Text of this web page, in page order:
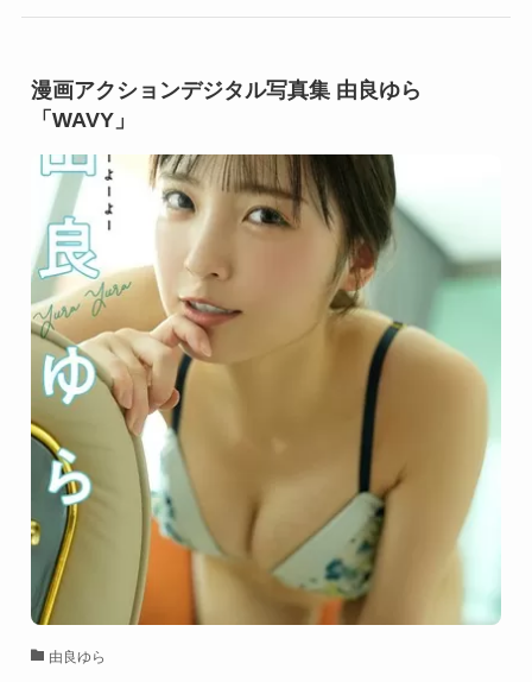
漫画アクションデジタル写真集 由良ゆら
「WAVY」
由良ゆら